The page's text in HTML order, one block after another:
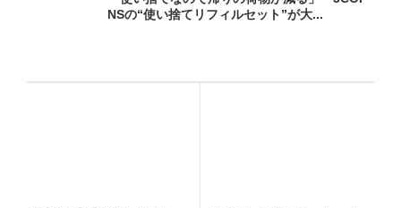
NSの“使い捨てリフィルセット”が大...